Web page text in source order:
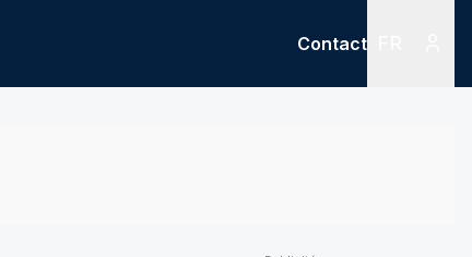
Contact